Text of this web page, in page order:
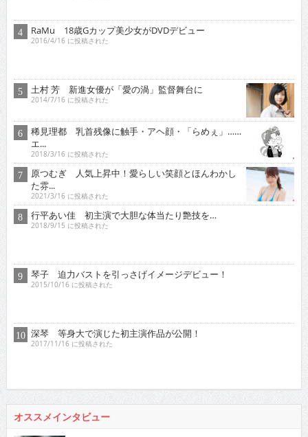
2016/4/16 に投稿された
稀見理都 乳首残像に触手・アヘ顔・「らめぇ」……
2018/3/16 に投稿された
原つむぎ 人気上昇中！愛らしい笑顔とほんわかし
た雰...
2021/3/16 に投稿された
行平あい佳 初主演で大胆な体当たり艶技を…
2018/9/15 に投稿された
琴子 迫力バストを引っさげイメージデビュー！
深琴 等身大で演じた初主演作品が公開！
2017/11/16 に投稿された
オススメインタビュー
真空ジェシカ 『死ぬまでお笑いをやっていきたい！そ...